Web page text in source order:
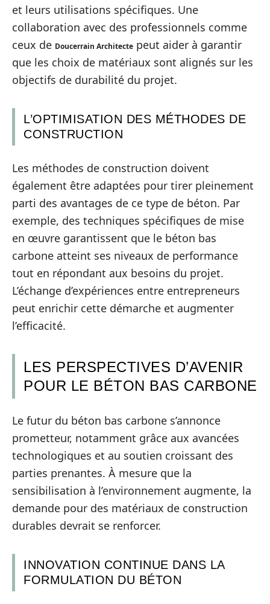
et leurs utilisations spécifiques. Une
collaboration avec des professionnels comme
ceux de Doucerrain Architecte peut aider à garantir
que les choix de matériaux sont alignés sur les
objectifs de durabilité du projet.
L’OPTIMISATION DES MÉTHODES DE
CONSTRUCTION
Les méthodes de construction doivent
également être adaptées pour tirer pleinement
parti des avantages de ce type de béton. Par
exemple, des techniques spécifiques de mise
en œuvre garantissent que le béton bas
carbone atteint ses niveaux de performance
tout en répondant aux besoins du projet.
L’échange d’expériences entre entrepreneurs
peut enrichir cette démarche et augmenter
l’efficacité.
LES PERSPECTIVES D’AVENIR
POUR LE BÉTON BAS CARBONE
Le futur du béton bas carbone s’annonce
prometteur, notamment grâce aux avancées
technologiques et au soutien croissant des
parties prenantes. À mesure que la
sensibilisation à l’environnement augmente, la
demande pour des matériaux de construction
durables devrait se renforcer.
INNOVATION CONTINUE DANS LA
FORMULATION DU BÉTON